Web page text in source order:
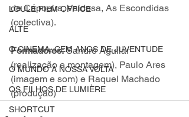
LOULÉ FILM OFFICE
ALTE
O CINEMA, CEM ANOS DE JUVENTUDE
O MUNDO À NOSSA VOLTA
OS FILHOS DE LUMIÈRE
SHORTCUT
de Capoeira, Vaidosa, As Escondidas
(colectiva).
Formadores: Sandro Aguilar
(realização e montagem), Paulo Ares
(imagem e som) e Raquel Machado
(produção)